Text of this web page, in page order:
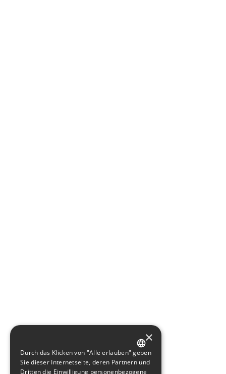
GERMAN
×
Durch das Klicken von "Alle erlauben" geben
Sie dieser Internetseite, deren Partnern und
Dritten die Einwilligung personenbezogene